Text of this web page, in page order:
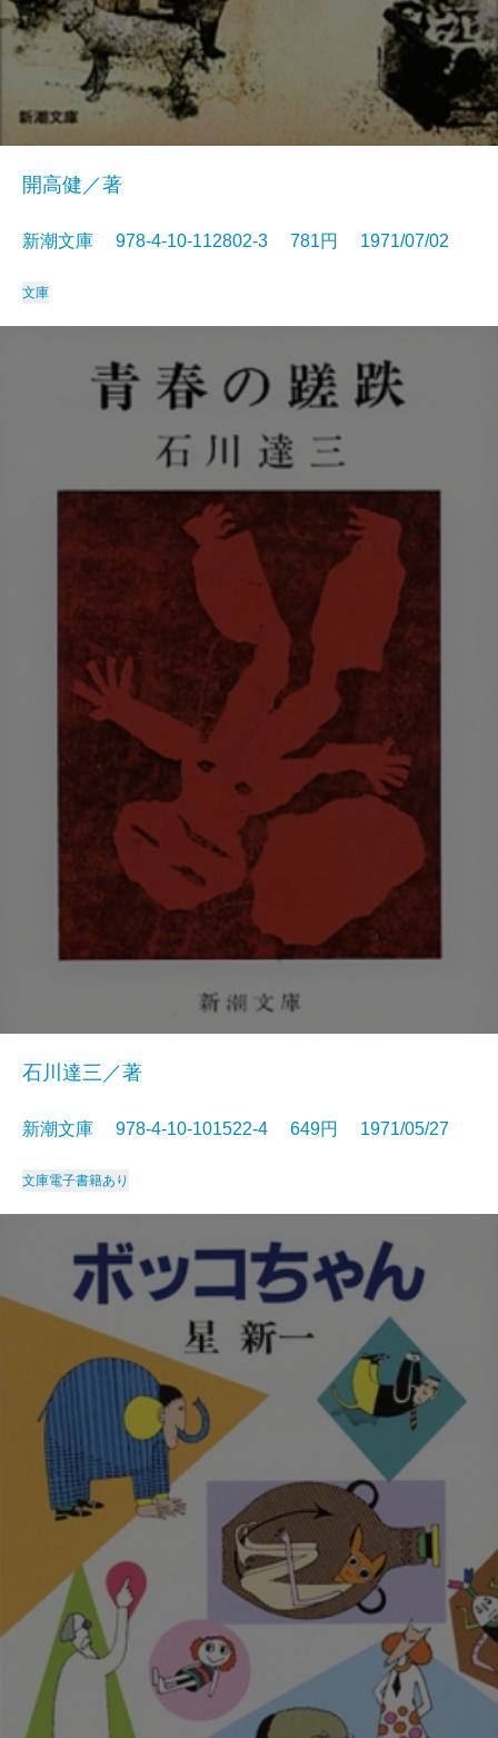
開高健／著
新潮文庫 978-4-10-112802-3 781円 1971/07/02
文庫
石川達三／著
新潮文庫 978-4-10-101522-4 649円 1971/05/27
文庫電子書籍あり